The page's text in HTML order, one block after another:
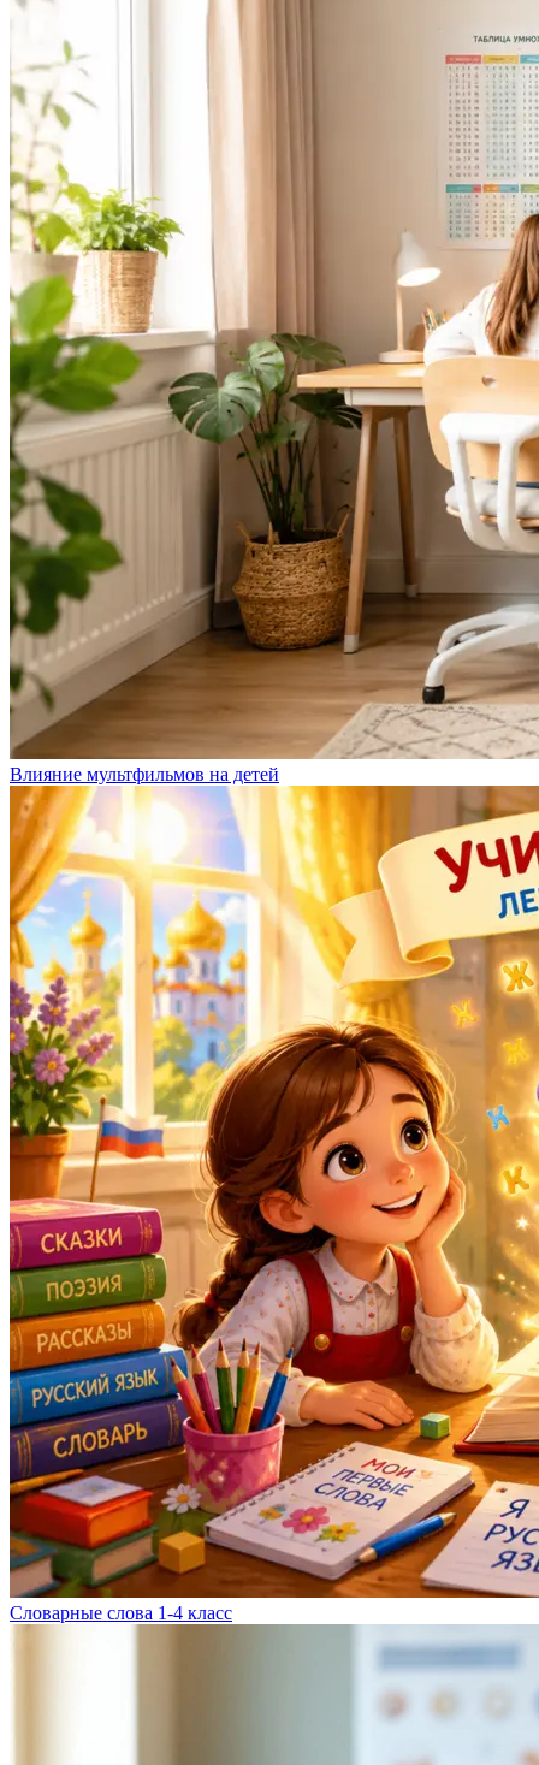
Влияние мультфильмов на детей
Словарные слова 1-4 класс